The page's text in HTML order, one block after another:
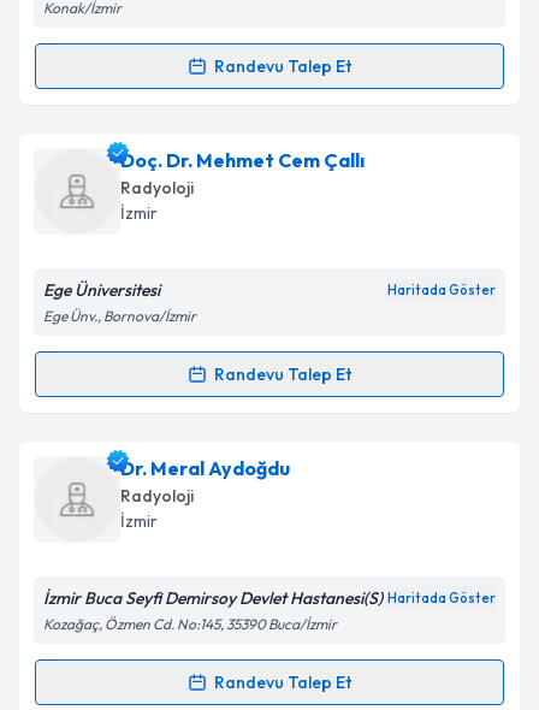
Kişisel verilerimin işlenmesine ilişkinAydınlatma
'ni okudum ve kişisel verilerimin belirtilen
kapsamda işlenmesini kabul ediyorum.
Takvim Talebini Gönder
Konak/İzmir
Randevu Talep Et
Randevu Takvimi Talebi
Uzm. Dr. Evren Aldemir için randevu takvimi talebi
oluşturun. Size bu uzmandan randevu almanız için bir
takvim hazırlandığında e-posta ile bilgilendireceğiz.
Kişisel verilerimin işlenmesine ilişkin
Metni'ni okudum ve kişisel verilerimin belirtilen
Takvim Talebini Gönder
Doç. Dr. Mehmet Cem Çallı
Radyoloji
İzmir
Ege Üniversitesi Haritada Göster
Ege Ünv., Bornova/İzmir
Randevu Talep Et
Randevu Takvimi Talebi
Doç. Dr. Mehmet Cem Çallı
talebi oluşturun. Size bu uzmandan randevu almanız
için bir takvim hazırlandığında e-posta ile
E-posta Adresiniz
Kişisel verilerimin işlenmesine ilişkinAydınlatma
Dr. Meral Aydoğdu
Radyoloji
İzmir
İzmir Buca Seyfi Demirsoy Devlet Hastanesi(S) Haritada Göster
Kozağaç, Özmen Cd. No:145, 35390 Buca/İzmir
Randevu Talep Et
Randevu Takvimi Talebi